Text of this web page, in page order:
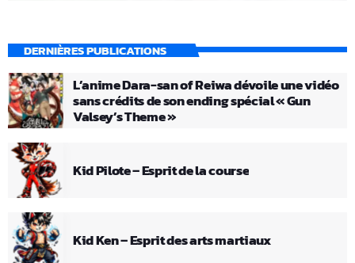
DERNIÈRES PUBLICATIONS
L’anime Dara-san of Reiwa dévoile une vidéo
sans crédits de son ending spécial « Gun
Valsey’s Theme »
Kid Pilote – Esprit de la course
Kid Ken – Esprit des arts martiaux